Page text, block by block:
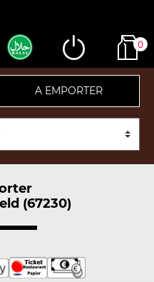
0
A EMPORTER
(67230)